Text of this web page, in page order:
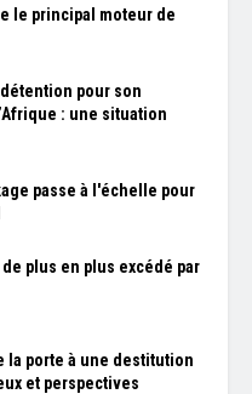
le principal moteur de
pour son
: une situation
passe à l'échelle pour
plus en plus excédé par
la porte à une destitution
et perspectives